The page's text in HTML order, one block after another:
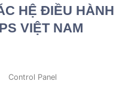
HỆ ĐIỀU HÀNH
VIỆT NAM
Control Panel